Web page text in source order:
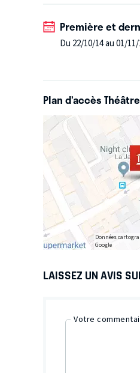
Première et
Du 22/10/14 au 01/
Plan d’accès
Données
Google
LAISSEZ UN AVIS
Votre